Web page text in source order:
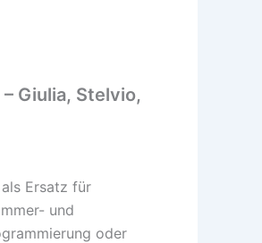
Giulia, Stelvio,
Ersatz für
und
oder